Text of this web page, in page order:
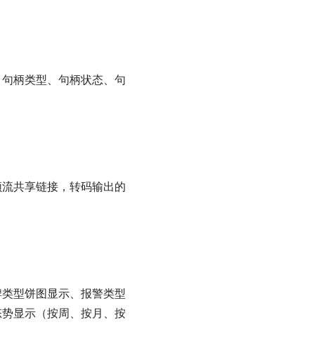
柄类型、句柄状态、句
共享链接，转码输出的
型饼图显示、报警类型
显示（按周、按月、按